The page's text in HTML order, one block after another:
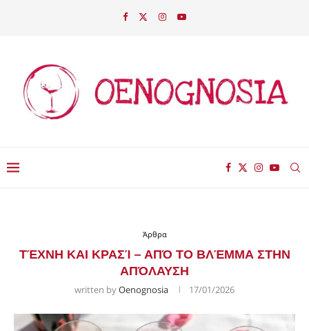
Άρθρα
ΤΈΧΝΗ ΚΑΙ ΚΡΑΣΊ – ΑΠΌ ΤΟ ΒΛΈΜΜΑ ΣΤΗΝ
ΑΠΌΛΑΥΣΗ
written byOenognosia 17/01/2026